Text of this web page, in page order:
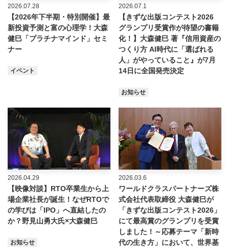
2026.07.28
【2026年下半期・特別開催】最
新投資予測と富の心理学！大森
健巳「プラチナマインド」セミ
ナー
イベント
2026.07.1
【きずな出版コンテスト2026
グランプリ受賞作が待望の書籍
化！】大森健巳 著『信用資産の
つくり方 AI時代に「選ばれる
人」がやっていること』が7月
14日に全国発売決定
お知らせ
2026.04.29
【映像対談】RTO卒業生から上
場企業社長が誕生！なぜRTOで
の学びは「IPO」へ直結したの
か？野見山勇大氏×大森健巳
お知らせ
2026.03.6
ワールドクラスパートナーズ株
式会社代表取締役 大森健巳が
「きずな出版コンテスト2026」
にて最高賞のグランプリを受賞
しました！～応募テーマ「新時
代の生き方」において、世界基